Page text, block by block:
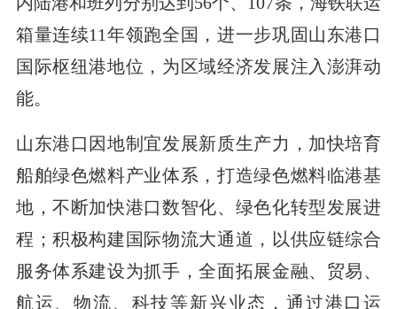
箱量连续11年领跑全国，进一步巩固山东港口
国际枢纽港地位，为区域经济发展注入澎湃动
能。
山东港口因地制宜发展新质生产力，加快培育
船舶绿色燃料产业体系，打造绿色燃料临港基
地，不断加快港口数智化、绿色化转型发展进
程；积极构建国际物流大通道，以供应链综合
服务体系建设为抓手，全面拓展金融、贸易、
航运、物流、科技等新兴业态，通过港口运